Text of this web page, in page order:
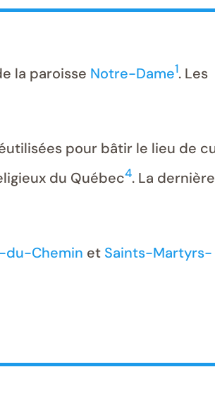
la paroisse Notre-Dame1. Les
pour bâtir le lieu de
du Québec4. La dernière
du-Chemin et Saints-Martyrs-